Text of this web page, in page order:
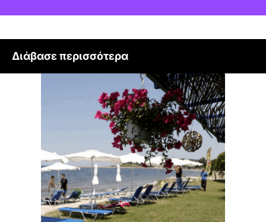
Διάβασε περισσότερα